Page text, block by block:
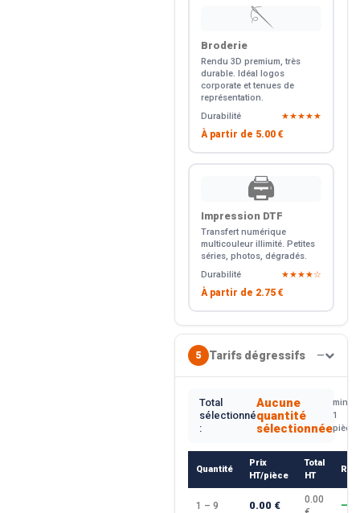
🪡
Broderie
Rendu 3D premium, très
durable. Idéal logos
corporate et tenues de
représentation.
Durabilité
★★★★★
À partir de 5.00 €
🖨️
Impression DTF
Transfert numérique
multicouleur illimité. Petites
séries, photos, dégradés.
Durabilité
★★★★☆
À partir de 2.75 €
5 Tarifs dégressifs —
Total
sélectionné
:
Aucune
quantité
sélectionnée
min.
1
pièce
Quantité
Prix
HT/pièce
Total
HT
1 – 9 0.00 €
0.00
—